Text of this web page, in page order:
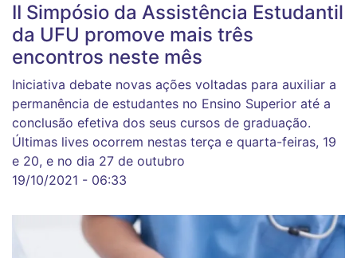
II Simpósio da Assistência Estudantil
da UFU promove mais três
encontros neste mês
Iniciativa debate novas ações voltadas para auxiliar a
permanência de estudantes no Ensino Superior até a
conclusão efetiva dos seus cursos de graduação.
Últimas lives ocorrem nestas terça e quarta-feiras, 19
e 20, e no dia 27 de outubro
19/10/2021 - 06:33